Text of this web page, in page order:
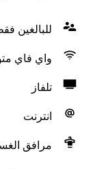
للبالغين
واي فاي
تلفاز
انترنت
مرافق